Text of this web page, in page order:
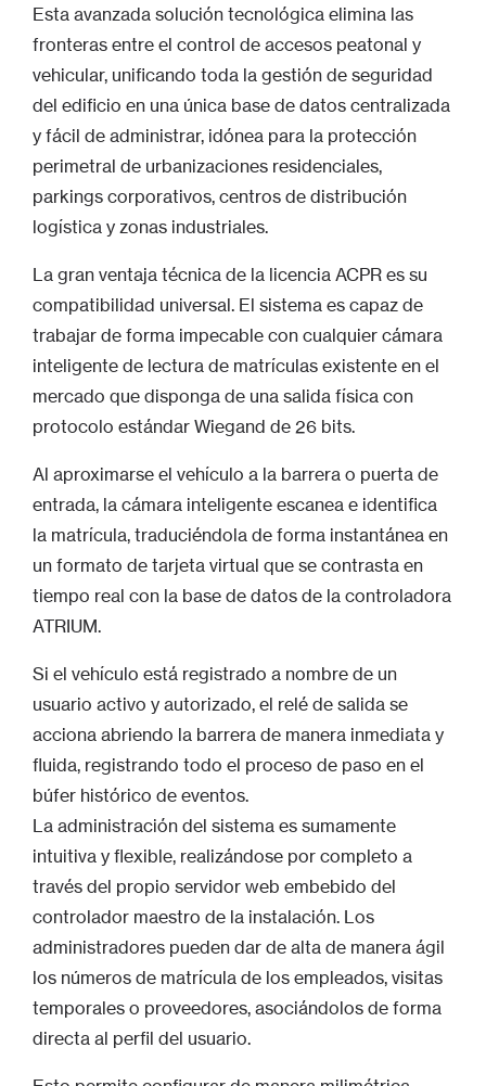
Esta avanzada solución tecnológica elimina las
fronteras entre el control de accesos peatonal y
vehicular, unificando toda la gestión de seguridad
del edificio en una única base de datos centralizada
y fácil de administrar, idónea para la protección
perimetral de urbanizaciones residenciales,
parkings corporativos, centros de distribución
logística y zonas industriales.
La gran ventaja técnica de la licencia ACPR es su
compatibilidad universal. El sistema es capaz de
trabajar de forma impecable con cualquier cámara
inteligente de lectura de matrículas existente en el
mercado que disponga de una salida física con
protocolo estándar Wiegand de 26 bits.
Al aproximarse el vehículo a la barrera o puerta de
entrada, la cámara inteligente escanea e identifica
la matrícula, traduciéndola de forma instantánea en
un formato de tarjeta virtual que se contrasta en
tiempo real con la base de datos de la controladora
ATRIUM.
Si el vehículo está registrado a nombre de un
usuario activo y autorizado, el relé de salida se
acciona abriendo la barrera de manera inmediata y
fluida, registrando todo el proceso de paso en el
búfer histórico de eventos.
La administración del sistema es sumamente
intuitiva y flexible, realizándose por completo a
través del propio servidor web embebido del
controlador maestro de la instalación. Los
administradores pueden dar de alta de manera ágil
los números de matrícula de los empleados, visitas
temporales o proveedores, asociándolos de forma
directa al perfil del usuario.